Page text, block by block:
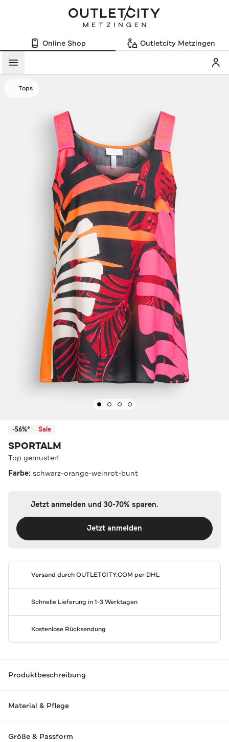
Online Shop Outletcity Metzingen
Menü
Tops
-56%* Sale
SPORTALM
Top gemustert
Farbe: schwarz-orange-weinrot-bunt
Jetzt anmelden und 30-70% sparen.
Jetzt anmelden
Versand durchOUTLETCITY.COM per DHL
Schnelle Lieferung in 1-3 Werktagen
Kostenlose Rücksendung
Produktbeschreibung
Material & Pflege
Größe & Passform